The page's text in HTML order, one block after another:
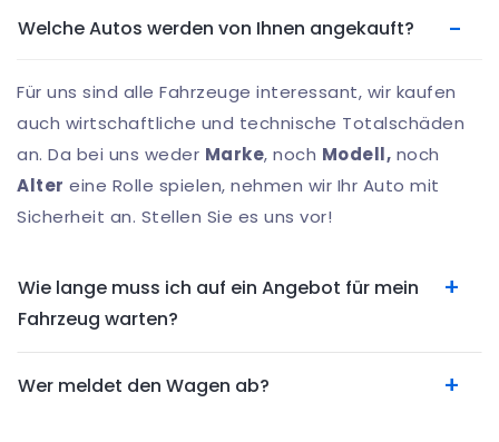
Welche Autos werden von Ihnen angekauft?
Für uns sind alle Fahrzeuge interessant, wir kaufen
auch wirtschaftliche und technische Totalschäden
an. Da bei uns weder Marke, noch Modell, noch
Alter eine Rolle spielen, nehmen wir Ihr Auto mit
Sicherheit an. Stellen Sie es uns vor!
Wie lange muss ich auf ein Angebot für mein
Fahrzeug warten?
Wer meldet den Wagen ab?